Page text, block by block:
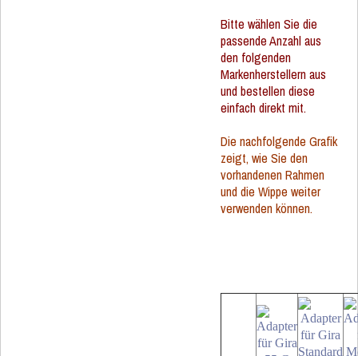
Bitte wählen Sie die
passende Anzahl aus
den folgenden
Markenherstellern aus
und bestellen diese
einfach direkt mit.
Die nachfolgende Grafik
zeigt, wie Sie den
vorhandenen Rahmen
und die Wippe weiter
verwenden können.